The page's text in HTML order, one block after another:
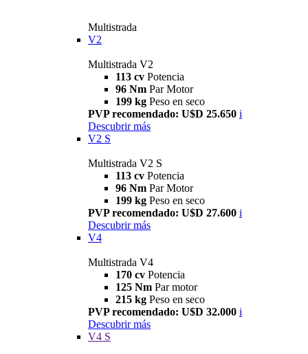
Multistrada
V2
Multistrada V2
113 cv Potencia
96 Nm Par Motor
199 kg Peso en seco
PVP recomendado: U$D 25.650 i
Descubrir más
V2 S
Multistrada V2 S
113 cv Potencia
96 Nm Par Motor
199 kg Peso en seco
PVP recomendado: U$D 27.600 i
Descubrir más
V4
Multistrada V4
170 cv Potencia
125 Nm Par motor
215 kg Peso en seco
PVP recomendado: U$D 32.000 i
Descubrir más
V4 S